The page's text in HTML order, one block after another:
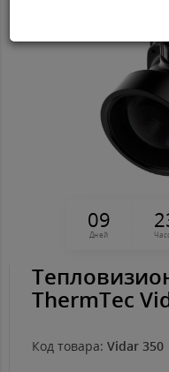
09
Дней
2
ThermTec
Код товара: Vidar 350